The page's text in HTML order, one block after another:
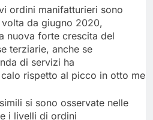
ordini manifatturieri sono
da giugno 2020,
nuova forte crescita del
terziarie, anche se
di servizi ha
rispetto al picco in otto
si sono osservate nelle
i livelli di ordini